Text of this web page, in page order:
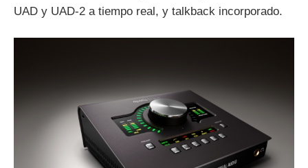
UAD y UAD-2 a tiempo real, y talkback incorporado.